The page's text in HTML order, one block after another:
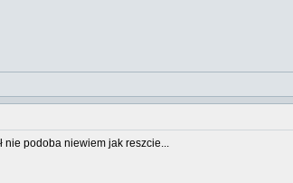
nie podoba niewiem jak reszcie...